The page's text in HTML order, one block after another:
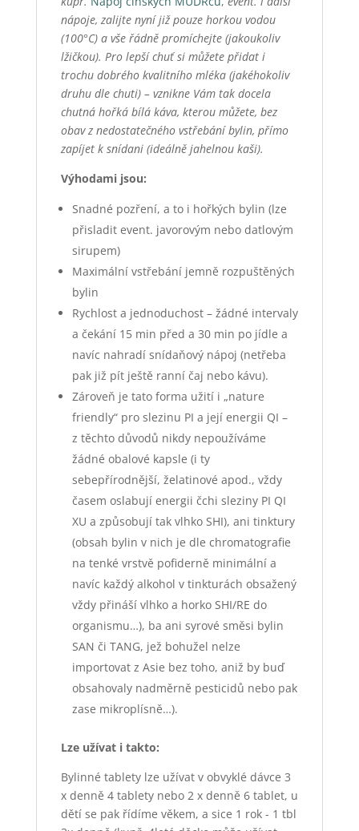
nápoje, zalijte nyní již pouze horkou vodou
(100°C) a vše řádně promíchejte (jakoukoliv
lžičkou). Pro lepší chuť si můžete přidat i
trochu dobrého kvalitního mléka (jakéhokoliv
druhu dle chuti) – vznikne Vám tak docela
chutná hořká bílá káva, kterou můžete, bez
obav z nedostatečného vstřebání bylin, přímo
zapíjet k snídani (ideálně jahelnou kaši).
Výhodami jsou:
Snadné pozření, a to i hořkých bylin (lze
přisladit event. javorovým nebo datlovým
sirupem)
Maximální vstřebání jemně rozpuštěných
bylin
Rychlost a jednoduchost – žádné intervaly
a čekání 15 min před a 30 min po jídle a
navíc nahradí snídaňový nápoj (netřeba
pak již pít ještě ranní čaj nebo kávu).
Zároveň je tato forma užití i „nature
friendly“ pro slezinu PI a její energii QI –
z těchto důvodů nikdy nepoužíváme
žádné obalové kapsle (i ty
sebepřírodnější, želatinové apod., vždy
časem oslabují energii čchi sleziny PI QI
XU a způsobují tak vlhko SHI), ani tinktury
(obsah bylin v nich je dle chromatografie
na tenké vrstvě pofiderně minimální a
navíc každý alkohol v tinkturách obsažený
vždy přináší vlhko a horko SHI/RE do
organismu…), ba ani syrové směsi bylin
SAN či TANG, jež bohužel nelze
importovat z Asie bez toho, aniž by buď
obsahovaly nadměrně pesticidů nebo pak
zase mikroplísně…).
Lze užívat i takto:
Bylinné tablety lze užívat v obvyklé dávce 3
x denně 4 tablety nebo 2 x denně 6 tablet, u
dětí se pak řídíme věkem, a sice 1 rok - 1 tbl